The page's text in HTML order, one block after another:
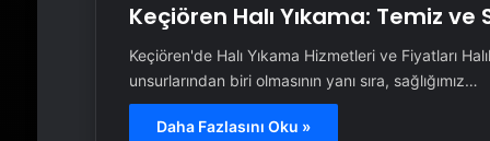
Keçiören Halı Yıkama: Temiz ve
Keçiören'de Halı Yıkama Hizmetleri ve Fiyatları
unsurlarından biri olmasının yanı sıra, sağlığımız…
Daha Fazlasını Oku »